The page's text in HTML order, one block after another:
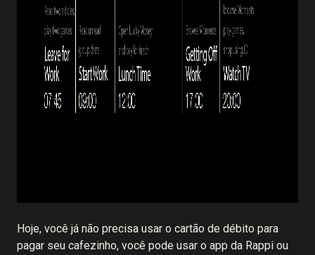
Hoje, você já não precisa usar o cartão de débito para
pagar seu cafezinho, você pode usar o app da Rappi ou